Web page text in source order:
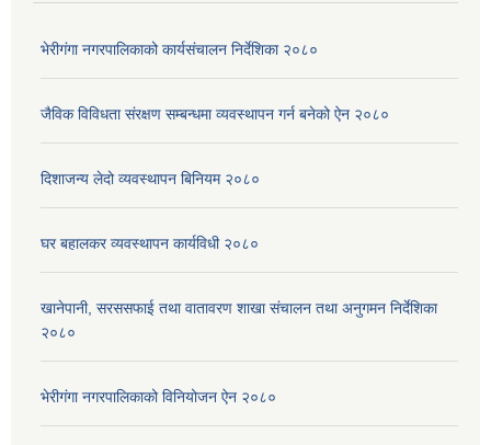
भेरीगंगा नगरपालिकाको कार्यसंचालन निर्देशिका २०८०
जैविक विविधता संरक्षण सम्बन्धमा व्यवस्थापन गर्न बनेको ऐन २०८०
दिशाजन्य लेदो व्यवस्थापन बिनियम २०८०
घर बहालकर व्यवस्थापन कार्यविधी २०८०
खानेपानी, सरससफाई तथा वातावरण शाखा संचालन तथा अनुगमन निर्देशिका
२०८०
भेरीगंगा नगरपालिकाको विनियोजन ऐन २०८०